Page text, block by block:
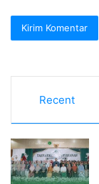
Recent